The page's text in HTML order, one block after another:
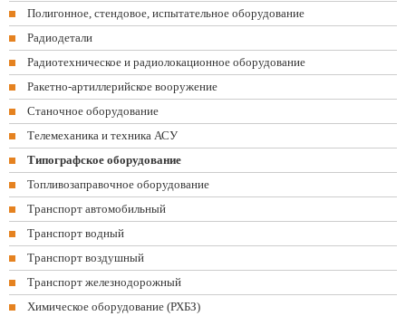
Полигонное, стендовое, испытательное оборудование
Радиодетали
Радиотехническое и радиолокационное оборудование
Ракетно-артиллерийское вооружение
Станочное оборудование
Телемеханика и техника АСУ
Типографское оборудование
Топливозаправочное оборудование
Транспорт автомобильный
Транспорт водный
Транспорт воздушный
Транспорт железнодорожный
Химическое оборудование (РХБЗ)